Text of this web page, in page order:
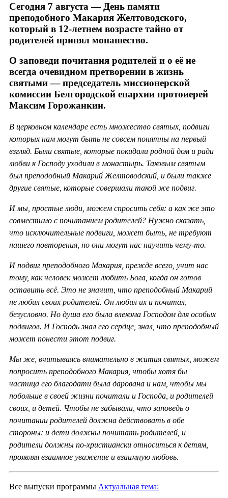
Сегодня 7 августа — День памяти
преподобного Макария Желтоводского,
который в 12-летнем возрасте тайно от
родителей принял монашество.
О заповеди почитания родителей и о её не
всегда очевидном претворении в жизнь
святыми — председатель миссионерской
комиссии Белгородской епархии протоиерей
Максим Горожанкин.
В церковном календаре есть множество святых, подвиги
которых нам могут быть не совсем понятны на первый
взгляд. Были святые, которые покидали родной дом и ради
любви к Господу уходили в монастырь. Таковым святым
был преподобный Макарий Желтоводский, и были также
другие святые, которые совершали такой же подвиг.
И мы, простые люди, можем спросить себя: а как же это
совместимо с почитанием родителей? Нужно сказать,
что исключительные подвиги, может быть, не требуют
нашего повторения, но они могут нас научить чему-то.
И подвиг преподобного Макария, прежде всего, учит нас
тому, как человек может любить Бога, когда он готов
оставить всё. Это не значит, что преподобный Макарий
не любил своих родителей. Он любил их и почитал,
безусловно. Но душа его была влекома Господом для особых
подвигов. И Господь знал его сердце, знал, что преподобный
может понести этот подвиг.
Мы же, вчитываясь внимательно в жития святых, можем
попросить преподобного Макария, чтобы хотя бы
частица его благодати была дарована и нам, чтобы мы
побольше в своей жизни почитали и Господа, и родителей
своих, и детей. Чтобы не забывали, что заповедь о
почитании родителей должна действовать в обе
стороны: и дети должны почитать родителей, и
родители должны по-христиански относиться к детям,
проявляя взаимное уважение и взаимную любовь.
Все выпуски программы Актуальная тема: